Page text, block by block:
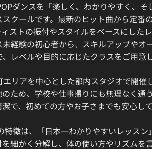
ダンスを「楽しく、わかりやすく、そ
クールです。最新のヒット曲から定番
ストの振付やスタイルをベースにした
経験の初心者から、スキルアップやオ
レベルや目的に応じたクラスをご用意
リアを中心とした都内スタジオで開催
ため、学校や仕事帰りにも無理なく通
で、初めての方やお子さまでも安心し
特徴は、「日本一わかりやすいレッスン
細かく分解し、体の使い方やリズムを